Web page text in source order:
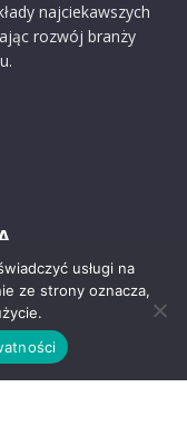
najciekawszych
rozwój branży
usługi na
ze strony oznacza,